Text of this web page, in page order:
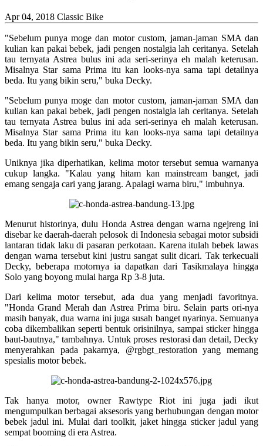
Apr 04, 2018 Classic Bike
"Sebelum punya moge dan motor custom, jaman-jaman SMA dan
kulian kan pakai bebek, jadi pengen nostalgia lah ceritanya. Setelah
tau ternyata Astrea bulus ini ada seri-serinya eh malah keterusan.
Misalnya Star sama Prima itu kan looks-nya sama tapi detailnya
beda. Itu yang bikin seru," buka Decky.
"Sebelum punya moge dan motor custom, jaman-jaman SMA dan
kulian kan pakai bebek, jadi pengen nostalgia lah ceritanya. Setelah
tau ternyata Astrea bulus ini ada seri-serinya eh malah keterusan.
Misalnya Star sama Prima itu kan looks-nya sama tapi detailnya
beda. Itu yang bikin seru," buka Decky.
Uniknya jika diperhatikan, kelima motor tersebut semua warnanya
cukup langka. "Kalau yang hitam kan mainstream banget, jadi
emang sengaja cari yang jarang. Apalagi warna biru," imbuhnya.
Menurut historinya, dulu Honda Astrea dengan warna ngejreng ini
disebar ke daerah-daerah pelosok di Indonesia sebagai motor subsidi
lantaran tidak laku di pasaran perkotaan. Karena itulah bebek lawas
dengan warna tersebut kini justru sangat sulit dicari. Tak terkecuali
Decky, beberapa motornya ia dapatkan dari Tasikmalaya hingga
Solo yang boyong mulai harga Rp 3-8 juta.
Dari kelima motor tersebut, ada dua yang menjadi favoritnya.
"Honda Grand Merah dan Astrea Prima biru. Selain parts ori-nya
masih banyak, dua warna ini juga susah banget nyarinya. Semuanya
coba dikembalikan seperti bentuk orisinilnya, sampai sticker hingga
baut-bautnya," tambahnya. Untuk proses restorasi dan detail, Decky
menyerahkan pada pakarnya, @rgbgt_restoration yang memang
spesialis motor bebek.
Tak hanya motor, owner Rawtype Riot ini juga jadi ikut
mengumpulkan berbagai aksesoris yang berhubungan dengan motor
bebek jadul ini. Mulai dari toolkit, jaket hingga sticker jadul yang
sempat booming di era Astrea.